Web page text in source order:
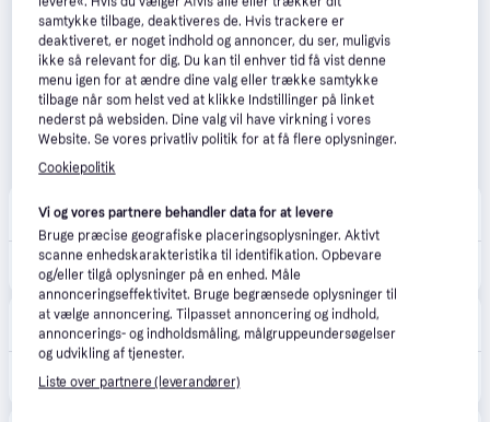
Nordic Nest 4.3 (66)
Fri fragt ,4-6 dage
Lampemesteren
Fri fragt,2-4 dage
samtykke tilbage, deaktiveres de. Hvis trackere er
deaktiveret, er noget indhold og annoncer, du ser, muligvis
ikke så relevant for dig. Du kan til enhver tid få vist denne
menu igen for at ændre dine valg eller trække samtykke
tilbage når som helst ved at klikke Indstillinger på linket
nederst på websiden. Dine valg vil have virkning i vores
Website. Se vores privatliv politik for at få flere oplysninger.
Cookiepolitik
Vi og vores partnere behandler data for at levere
Bruge præcise geografiske placeringsoplysninger. Aktivt
scanne enhedskarakteristika til identifikation. Opbevare
og/eller tilgå oplysninger på en enhed. Måle
annonceringseffektivitet. Bruge begrænsede oplysninger til
at vælge annoncering. Tilpasset annoncering og indhold,
annoncerings- og indholdsmåling, målgruppeundersøgelser
og udvikling af tjenester.
Liste over partnere (leverandører)